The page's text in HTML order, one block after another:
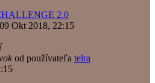
2.0
09 Okt 2018, 22:15
od používateľa telra